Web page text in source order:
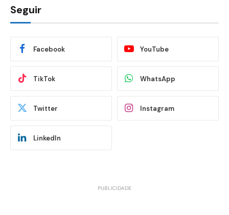
Seguir
Facebook YouTube
TikTok WhatsApp
Twitter Instagram
LinkedIn